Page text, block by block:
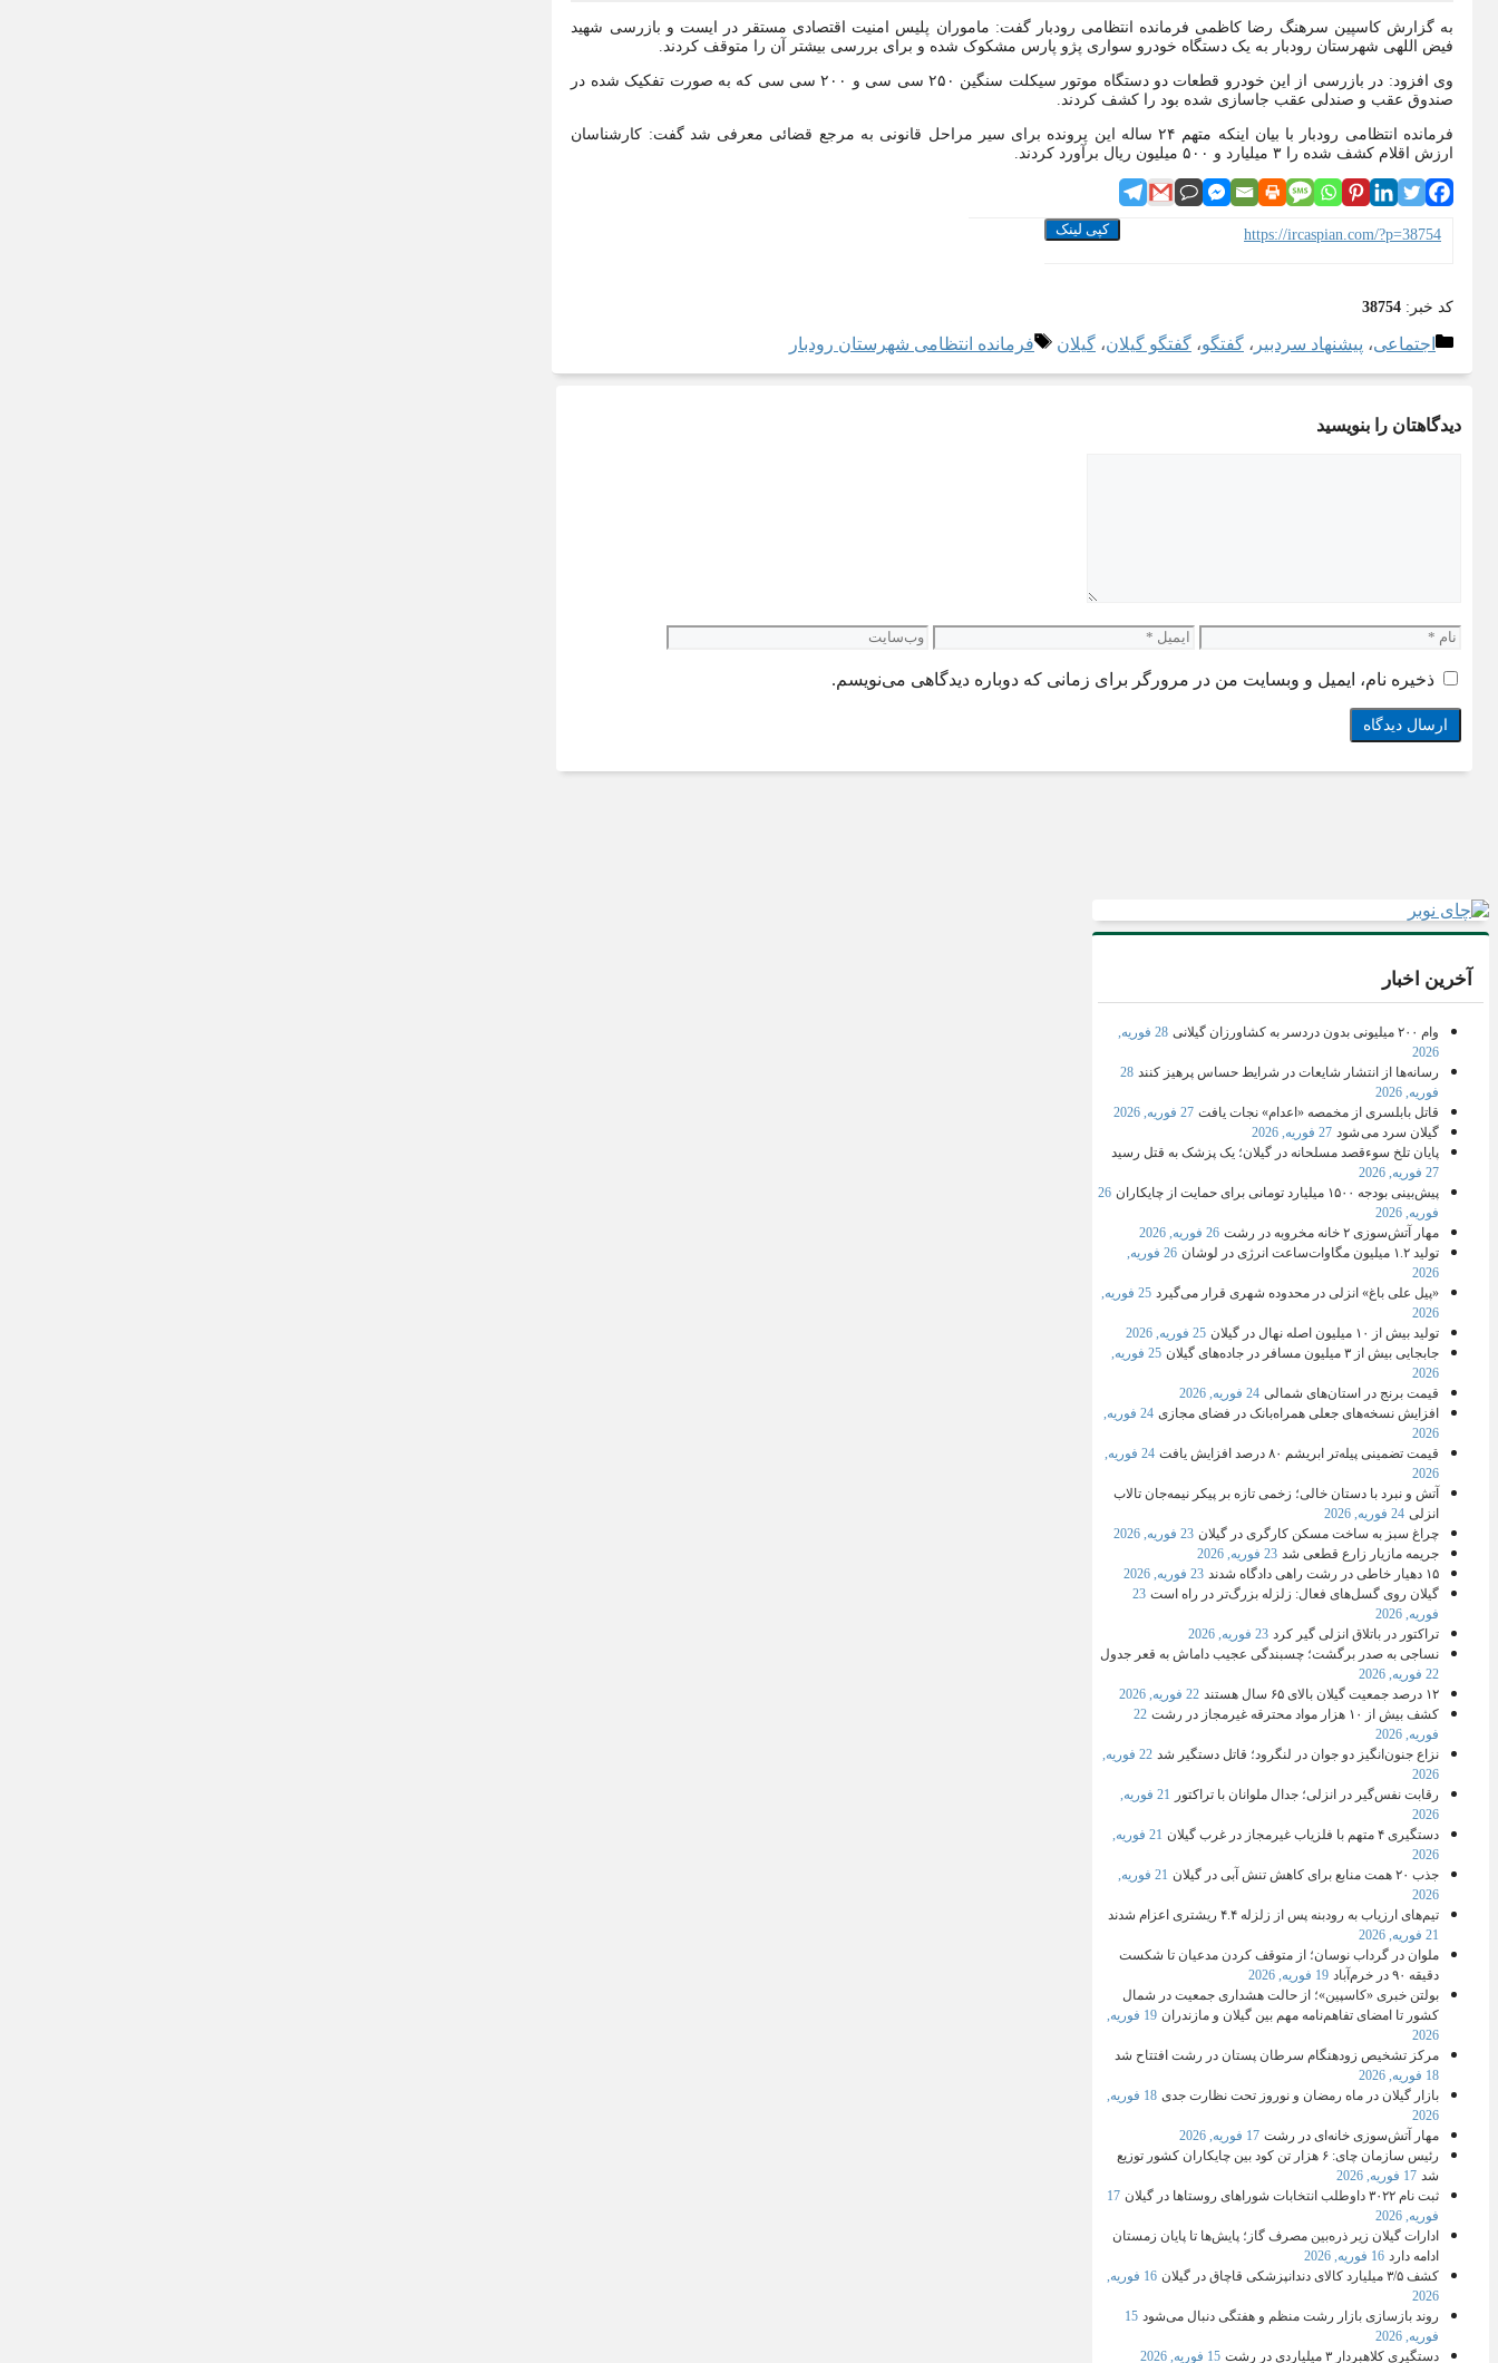
به گزارش کاسپین سرهنگ رضا کاظمی فرمانده انتظامی رودبار گفت: ماموران پلیس امنیت اقتصادی مستقر در ایست و بازرسی شهید
فیض اللهی شهرستان رودبار به یک دستگاه خودرو سواری پژو پارس مشکوک شده و برای بررسی بیشتر آن را متوقف کردند.
وی افزود: در بازرسی از این خودرو قطعات دو دستگاه موتور سیکلت سنگین ۲۵۰ سی سی و ۲۰۰ سی سی که به صورت تفکیک شده در
صندوق عقب و صندلی عقب جاسازی شده بود را کشف کردند.
فرمانده انتظامی رودبار با بیان اینکه متهم ۲۴ ساله این پرونده برای سیر مراحل قانونی به مرجع قضائی معرفی شد گفت: کارشناسان
ارزش اقلام کشف شده را ۳ میلیارد و ۵۰۰ میلیون ریال برآورد کردند.
https://ircaspian.com/?p=38754 کپی لینک
کد خبر: 38754
دسته‌ها
اجتماعی، پیشنهاد سردبیر ، گفتگو، گفتگو گیلان، گیلان برچسب‌ها
فرمانده انتظامی شهرستان رودبار
دیدگاهتان را بنویسید
نام ایمیل وب‌سایت
ذخیره نام، ایمیل و وبسایت من در مرورگر برای زمانی که دوباره دیدگاهی می‌نویسم.
آخرین اخبار
وام ۲۰۰ میلیونی بدون دردسر به کشاورزان گیلانی
28 فوریه,
2026
رسانه‌ها از انتشار شایعات در شرایط حساس پرهیز کنند 28
فوریه, 2026
قاتل بابلسری از مخمصه «اعدام» نجات یافت 27 فوریه, 2026
گیلان سرد می شود 27 فوریه, 2026
پایان تلخ سوءقصد مسلحانه در گیلان؛ یک پزشک به قتل رسید
27 فوریه, 2026
پیش‌بینی بودجه ۱۵۰۰ میلیارد تومانی برای حمایت از چایکاران
26
فوریه, 2026
مهار آتش‌سوزی ۲ خانه مخروبه در رشت
26 فوریه, 2026
تولید ۱.۲ میلیون مگاوات‌ساعت انرژی در لوشان
26 فوریه,
2026
«پیل علی باغ» انزلی در محدوده شهری قرار می‌گیرد
25 فوریه,
2026
تولید بیش از ۱۰ میلیون اصله نهال در گیلان
25 فوریه, 2026
جابجایی بیش از ۳ میلیون مسافر در جاده‌های گیلان
25 فوریه,
2026
قیمت برنج در استان‌های شمالی 24 فوریه, 2026
افزایش نسخه‌های جعلی همراه‌بانک در فضای مجازی
24 فوریه,
2026
قیمت تضمینی پیله‌تر ابریشم ۸۰ درصد افزایش یافت
24 فوریه,
2026
آتش و نبرد با دستان خالی؛ زخمی تازه بر پیکر نیمه‌جان تالاب
انزلی 24 فوریه, 2026
چراغ سبز به ساخت مسکن کارگری در گیلان 23 فوریه, 2026
جریمه مازیار زارع قطعی شد 23 فوریه, 2026
۱۵ دهیار خاطی در رشت راهی دادگاه شدند
23 فوریه, 2026
گیلان روی گسل‌های فعال: زلزله بزرگ‌تر در راه است 23
فوریه, 2026
تراکتور در باتلاق انزلی گیر کرد 23 فوریه, 2026
نساجی به صدر برگشت؛ چسبندگی عجیب داماش به قعر جدول
22 فوریه, 2026
۱۲ درصد جمعیت گیلان بالای ۶۵ سال هستند
22 فوریه, 2026
کشف بیش از ۱۰ هزار مواد محترقه غیرمجاز در رشت
22
فوریه, 2026
نزاع جنون‌انگیز دو جوان در لنگرود؛ قاتل دستگیر شد
22 فوریه,
2026
رقابت نفس‌گیر در انزلی؛ جدال ملوانان با تراکتور
21 فوریه,
2026
دستگیری ۴ متهم با فلزیاب غیرمجاز در غرب گیلان
21 فوریه,
2026
جذب ۲۰ همت منابع برای کاهش تنش آبی در گیلان
21 فوریه,
2026
تیم‌های ارزیاب به رودبنه پس از زلزله ۴.۴ ریشتری اعزام شدند
21 فوریه, 2026
ملوان در گرداب نوسان؛ از متوقف کردن مدعیان تا شکست
دقیقه ۹۰ در خرم‌آباد
19 فوریه, 2026
بولتن خبری «کاسپین»؛ از حالت هشداری جمعیت در شمال
کشور تا امضای تفاهم‌نامه مهم بین گیلان و مازندران
19 فوریه,
2026
مرکز تشخیص زودهنگام سرطان پستان در رشت افتتاح شد
18 فوریه, 2026
بازار گیلان در ماه رمضان و نوروز تحت نظارت جدی
18 فوریه,
2026
مهار آتش‌سوزی خانه‌ای در رشت 17 فوریه, 2026
رئیس سازمان چای: ۶ هزار تن کود بین چایکاران کشور توزیع
شد 17 فوریه, 2026
ثبت‌ نام ۳۰۲۲ داوطلب انتخابات شوراهای روستاها در گیلان
17
فوریه, 2026
ادارات گیلان زیر ذره‌بین مصرف گاز؛ پایش‌ها تا پایان زمستان
ادامه دارد 16 فوریه, 2026
کشف ۳/۵ میلیارد کالای دندانپزشکی قاچاق در گیلان
16 فوریه,
2026
روند بازسازی بازار رشت منظم و هفتگی دنبال می‌شود 15
فوریه, 2026
دستگیری کلاهبردار ۳ میلیاردی در رشت
15 فوریه, 2026